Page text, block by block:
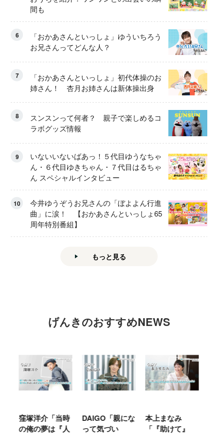
間も
6
「おかあさんといっしょ」ゆういちろう
お兄さんってどんな人？
7
「おかあさんといっしょ」初代体操のお
姉さん！ 杏月お姉さんは新体操出身
8
スンスンって何者？ 親子で楽しめるコ
ラボグッズ情報
9
いないいないばあっ！５代目ゆうなちゃ
ん・６代目ゆきちゃん・７代目はるちゃ
ん スペシャルインタビュー
10
今井ゆうぞうお兄さんの「ぼよよん行進
曲」に涙！ 【おかあさんといっしょ65
周年特別番組】
もっと見る
げんきのおすすめNEWS
窪塚洋介「当時
の俺の夢は『人
DAIGO「親にな
って気づい
本上まなみ
「『助けて』